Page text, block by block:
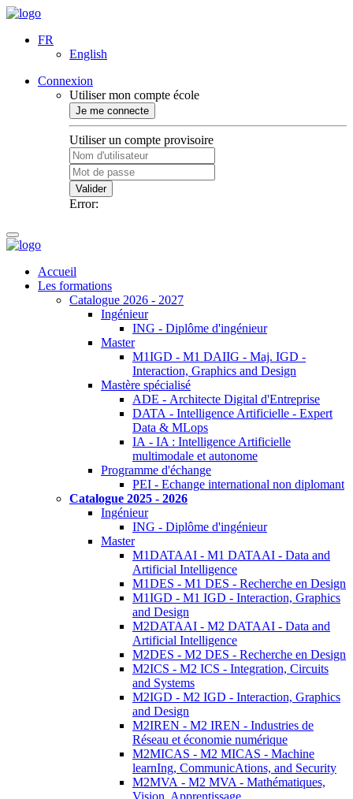
FR
English
Connexion
Utiliser mon compte école
Je me connecte
Utiliser un compte provisoire
Valider
Error:
Accueil
Les formations
Catalogue 2026 - 2027
Ingénieur
ING - Diplôme d'ingénieur
Master
M1IGD - M1 DAIIG - Maj. IGD -
Interaction, Graphics and Design
Mastère spécialisé
ADE - Architecte Digital d'Entreprise
DATA - Intelligence Artificielle - Expert
Data & MLops
IA - IA : Intelligence Artificielle
multimodale et autonome
Programme d'échange
PEI - Echange international non diplomant
Catalogue 2025 - 2026
Ingénieur
ING - Diplôme d'ingénieur
Master
M1DATAAI - M1 DATAAI - Data and
Artificial Intelligence
M1DES - M1 DES - Recherche en Design
M1IGD - M1 IGD - Interaction, Graphics
and Design
M2DATAAI - M2 DATAAI - Data and
Artificial Intelligence
M2DES - M2 DES - Recherche en Design
M2ICS - M2 ICS - Integration, Circuits
and Systems
M2IGD - M2 IGD - Interaction, Graphics
and Design
M2IREN - M2 IREN - Industries de
Réseau et économie numérique
M2MICAS - M2 MICAS - Machine
learnIng, CommunicAtions, and Security
M2MVA - M2 MVA - Mathématiques,
Vision, Apprentissage